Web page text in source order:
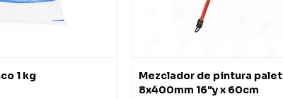
1 kg
Mezclador de pintura
8x400mm 16"y x 60cm